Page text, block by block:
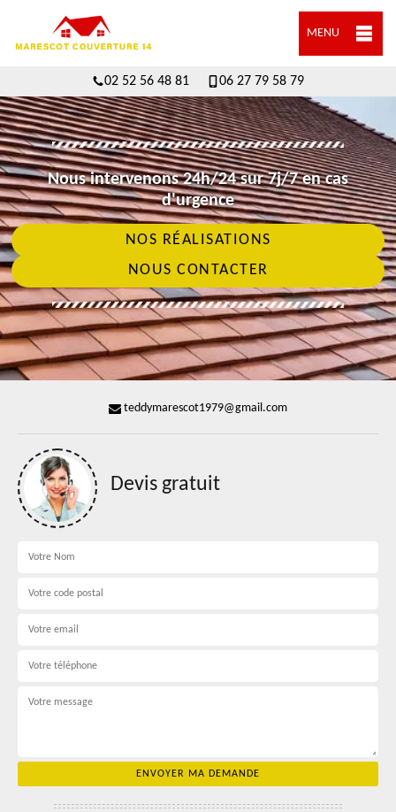
MENU
02 52 56 48 81 06 27 79 58 79
Nous intervenons 24h/24 sur 7j/7 en cas
d'urgence
NOS RÉALISATIONS
NOUS CONTACTER
teddymarescot1979@gmail.com
Devis gratuit